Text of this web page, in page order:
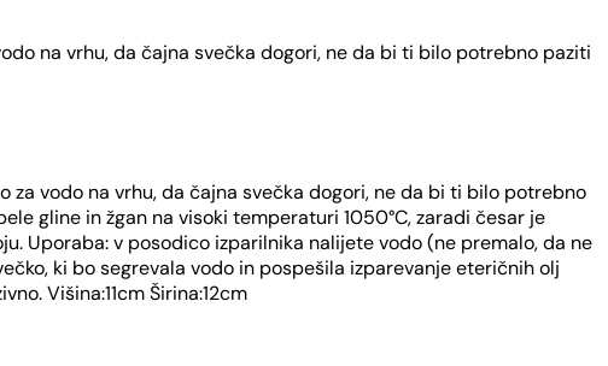
na vrhu, da čajna svečka dogori, ne da bi ti bilo potrebno paziti
vodo na vrhu, da čajna svečka dogori, ne da bi ti bilo potrebno
gline in žgan na visoki temperaturi 1050°C, zaradi česar je
Uporaba: v posodico izparilnika nalijete vodo (ne premalo, da ne
ki bo segrevala vodo in pospešila izparevanje eteričnih olj
Višina:11cm Širina:12cm